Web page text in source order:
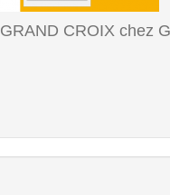
CROIX chez